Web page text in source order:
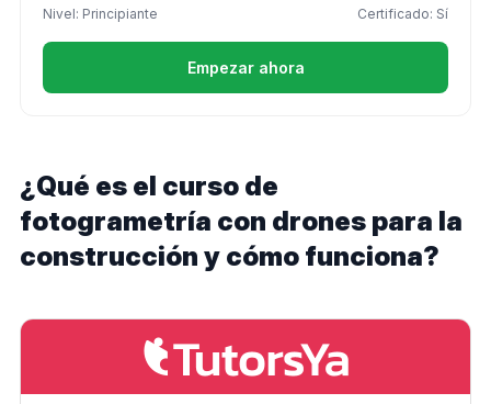
Nivel: Principiante Certificado: Sí
Empezar ahora
¿Qué es el curso de
fotogrametría con drones para la
construcción y cómo funciona?